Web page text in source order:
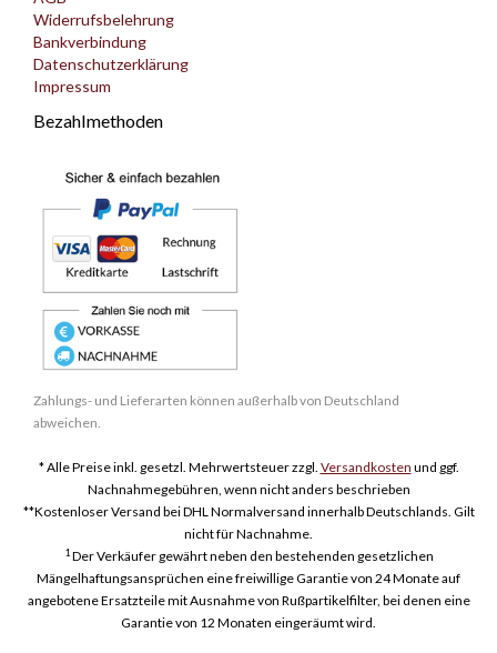
Widerrufsbelehrung
Bankverbindung
Datenschutzerklärung
Impressum
Bezahlmethoden
Zahlungs- und Lieferarten können außerhalb von Deutschland
abweichen.
* Alle Preise inkl. gesetzl. Mehrwertsteuer zzgl. Versandkosten und ggf.
Nachnahmegebühren, wenn nicht anders beschrieben
**Kostenloser Versand bei DHL Normalversand innerhalb Deutschlands. Gilt
nicht für Nachnahme.
1Der Verkäufer gewährt neben den bestehenden gesetzlichen
Mängelhaftungsansprüchen eine freiwillige Garantie von 24 Monate auf
angebotene Ersatzteile mit Ausnahme von Rußpartikelfilter, bei denen eine
Garantie von 12 Monaten eingeräumt wird.